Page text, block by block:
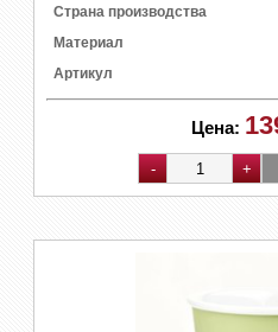
Страна производства
Материал
Артикул
Цена: